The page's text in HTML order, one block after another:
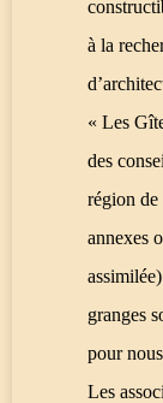
à la
« Les
des
région de
annexes
granges
pour
Les